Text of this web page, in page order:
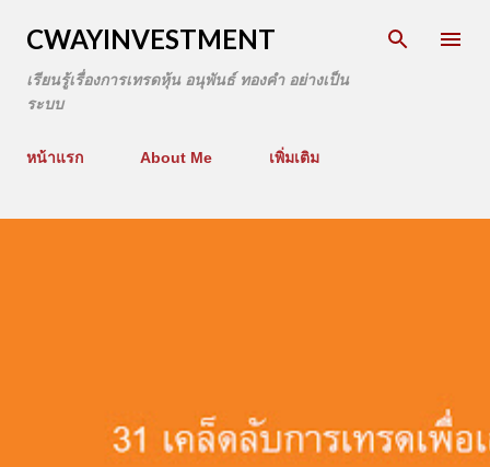
CWAYINVESTMENT
เรียนรู้เรื่องการเทรดหุ้น อนุพันธ์ ทองคำ อย่างเป็น
ระบบ
หน้าแรก About Me เพิ่มเติม